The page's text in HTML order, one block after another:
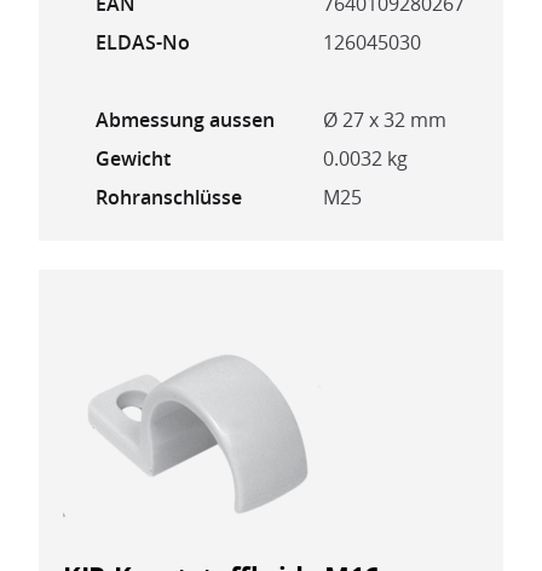
ELDAS-No
126045030
Abmessung aussen
Ø 27 x 32 mm
Gewicht
0.0032 kg
Rohranschlüsse
M25